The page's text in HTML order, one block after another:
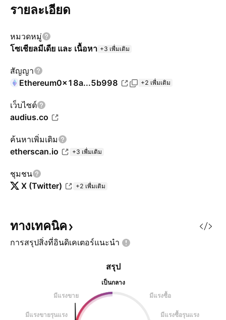
รายละเอียด
หมวดหมู่
โซเชียลมีเดีย และ เนื้อหา +3 เพื่มเติม
สัญญา
Ethereum0x18a...5b998 +2 เพื่มเติม
เว็บไซต์
audius.co
ค้นหาเพิ่มเติม
etherscan.io
+3 เพื่มเติม
ชุมชน
X (Twitter)
+2 เพื่มเติม
ทางเทคนิค
การสรุปสิ่งที่อินดิเคเตอร์แนะนำ
สรุป
เป็นกลาง
มีแรงขาย
มีแรงซื้อ
มีแรงขายรุนแรง มีแรงซื้อรุนแรง